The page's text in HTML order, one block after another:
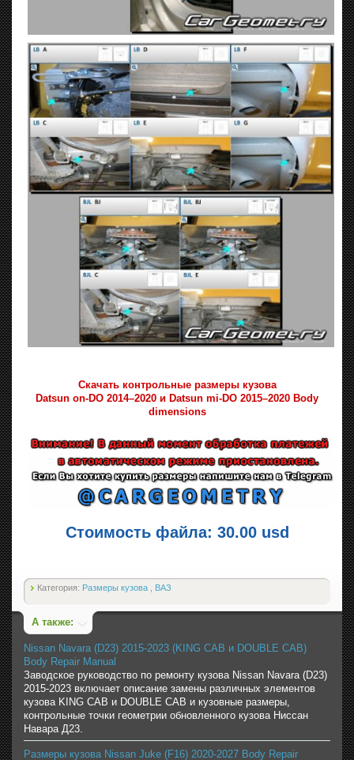
Скачать контрольные размеры кузова
Datsun on-DO 2014–2020 и Datsun mi-DO 2015–2020 Body
dimensions
Стоимость файла: 30.00 usd
Категория: Размеры кузова ВАЗ
А также:
Nissan Navara (D23) 2015-2023 (KING CAB и DOUBLE CAB)
Body Repair Manual
Заводское руководство по ремонту кузова Nissan Navara (D23)
2015-2023 включает описание замены различных элементов
кузова KING CAB и DOUBLE CAB и кузовные размеры,
контрольные точки геометрии обновленного кузова Ниссан
Навара Д23.
Размеры кузова Nissan Juke (F16) 2020-2027 Body Repair